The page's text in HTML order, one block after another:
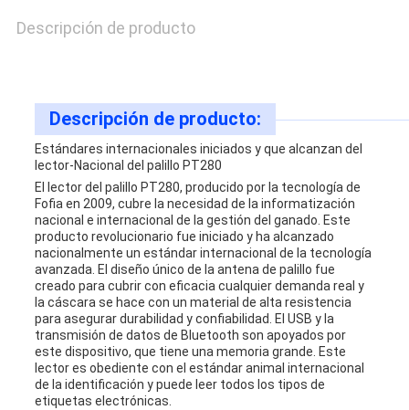
CITA
DEL
SITIO
PRIVACY
POLICY
Descripción de producto
Descripción de producto:
Estándares internacionales iniciados y que alcanzan del
lector-Nacional del palillo PT280
El lector del palillo PT280, producido por la tecnología de
Fofia en 2009, cubre la necesidad de la informatización
nacional e internacional de la gestión del ganado. Este
producto revolucionario fue iniciado y ha alcanzado
nacionalmente un estándar internacional de la tecnología
avanzada. El diseño único de la antena de palillo fue
creado para cubrir con eficacia cualquier demanda real y
la cáscara se hace con un material de alta resistencia
para asegurar durabilidad y confiabilidad. El USB y la
transmisión de datos de Bluetooth son apoyados por
este dispositivo, que tiene una memoria grande. Este
lector es obediente con el estándar animal internacional
de la identificación y puede leer todos los tipos de
etiquetas electrónicas.